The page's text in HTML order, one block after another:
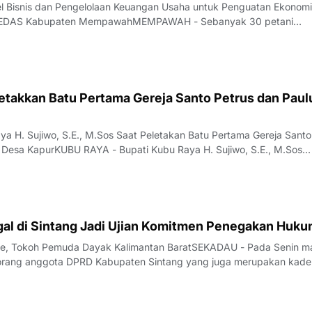
Bisnis dan Pengelolaan Keuangan Usaha untuk Penguatan Ekonomi
Kabupaten MempawahMEMPAWAH - Sebanyak 30 petani
Gemawan dari 15 desa di Kabupaten Mempawah mengikuti
Batu Pertama Gereja Santo Petrus dan
H. Sujiwo, S.E., M.Sos Saat Peletakan Batu Pertama Gereja Santo
KapurKUBU RAYA - Bupati Kubu Raya H. Sujiwo, S.E., M.Sos
batu pertama pembangunan Gereja Katolik Santo Petrus dan
di Sintang Jadi Ujian Komitmen Penegakan
Tokoh Pemuda Dayak Kalimantan BaratSEKADAU - Pada Senin
anggota DPRD Kabupaten Sintang yang juga merupakan
AI diamankan tim gabungan Polda Kalimantan Barat dalam operasi